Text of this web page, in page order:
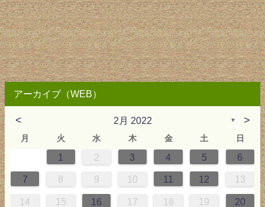
アーカイブ（WEB）
< 2月 2022 ▼ >
月 火 水 木 金 土 日
1 2 3 4 5 6
7 8 9 10 11 12 13
14 15 16 17 18 19 20